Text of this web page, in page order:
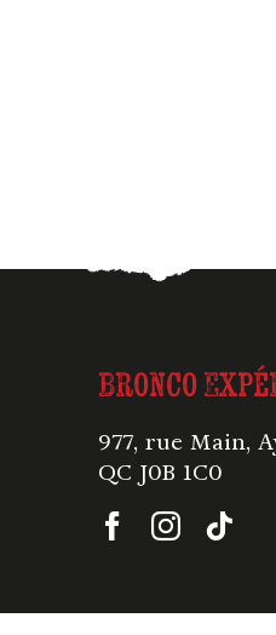
Bronco
977, rue Main,
QC J0B 1C0